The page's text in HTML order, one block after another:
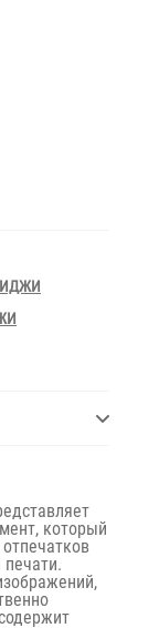
который
печати.